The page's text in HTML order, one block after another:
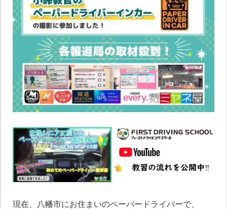
現在、八幡市にお住まいのペーパードライバーで、